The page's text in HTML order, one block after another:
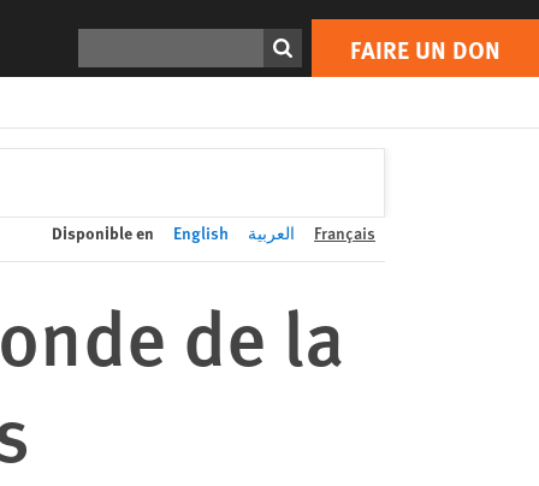
FAIRE UN DON
Print FAIRE UN DON
Disponible en English العربية Français
de la